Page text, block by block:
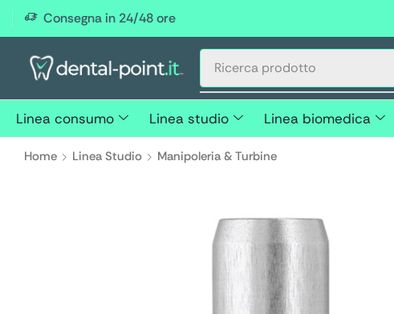
Consegna in 24/48 ore
Linea consumo Linea studio Linea biomedica
Home Linea Studio Manipoleria & Turbine